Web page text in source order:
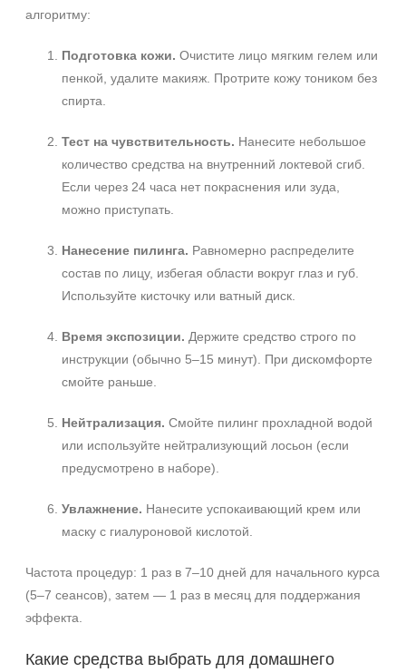
алгоритму:
Подготовка кожи. Очистите лицо мягким гелем или
пенкой, удалите макияж. Протрите кожу тоником без
спирта.
Тест на чувствительность. Нанесите небольшое
количество средства на внутренний локтевой сгиб.
Если через 24 часа нет покраснения или зуда,
можно приступать.
Нанесение пилинга. Равномерно распределите
состав по лицу, избегая области вокруг глаз и губ.
Используйте кисточку или ватный диск.
Время экспозиции. Держите средство строго по
инструкции (обычно 5–15 минут). При дискомфорте
смойте раньше.
Нейтрализация. Смойте пилинг прохладной водой
или используйте нейтрализующий лосьон (если
предусмотрено в наборе).
Увлажнение. Нанесите успокаивающий крем или
маску с гиалуроновой кислотой.
Частота процедур: 1 раз в 7–10 дней для начального курса
(5–7 сеансов), затем — 1 раз в месяц для поддержания
эффекта.
Какие средства выбрать для домашнего